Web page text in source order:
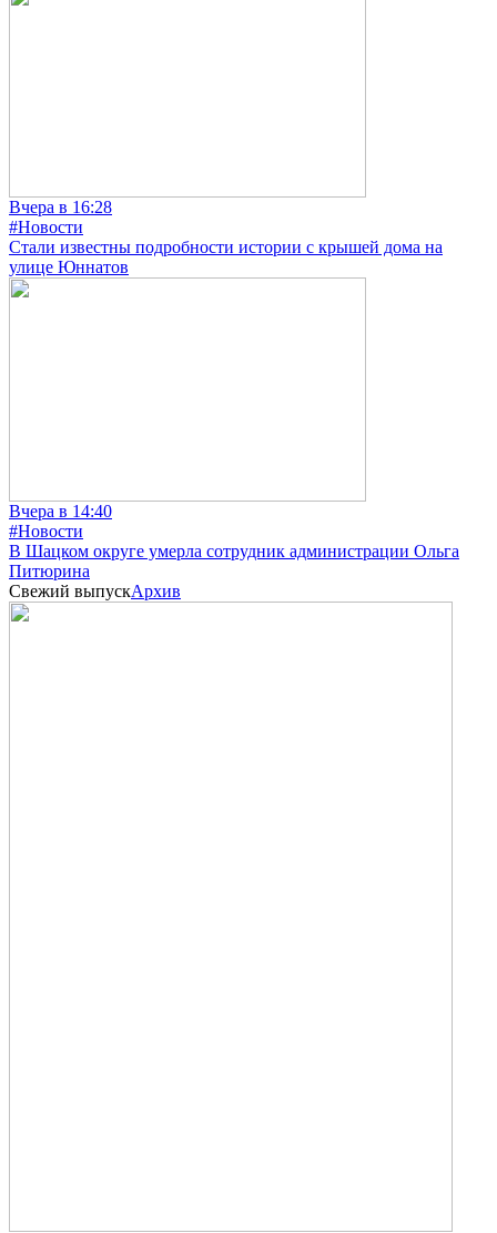
Вчера в 16:28
#Новости
Стали известны подробности истории с крышей дома на
улице Юннатов
Вчера в 14:40
#Новости
В Шацком округе умерла сотрудник администрации Ольга
Питюрина
Свежий выпускАрхив